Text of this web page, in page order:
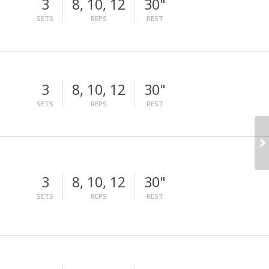
3
SETS
8, 10, 12
REPS
30"
REST
3
SETS
8, 10, 12
REPS
30"
REST
3
SETS
8, 10, 12
REPS
30"
REST